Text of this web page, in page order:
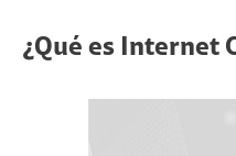
¿Qué es Internet